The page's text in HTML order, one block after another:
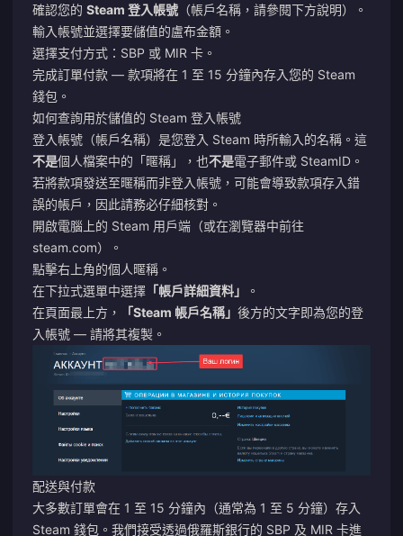
確認您的 Steam 登入帳號 （帳戶名稱，請參閱下方說明）。
輸入帳號並選擇要儲值的盧布金額。
選擇支付方式：SBP 或 MIR 卡。
完成訂單付款 — 款項將在 1 至 15 分鐘內存入您的 Steam
錢包。
如何查詢用於儲值的 Steam 登入帳號
登入帳號（帳戶名稱）是您登入 Steam 時所輸入的名稱。這
不是個人檔案中的「暱稱」，也不是電子郵件或 SteamID。
若將款項發送至暱稱而非登入帳號，可能會導致款項存入錯
誤的帳戶，因此請務必仔細核對。
開啟電腦上的 Steam 用戶端（或在瀏覽器中前往
steam.com）。
點擊右上角的個人暱稱。
在下拉式選單中選擇 「帳戶詳細資料」
。
在頁面最上方，
「Steam 帳戶名稱」 後方的文字即為您的登
入帳號 — 請將其複製。
配送與付款
大多數訂單會在 1 至 15 分鐘內（通常為 1 至 5 分鐘）存入
Steam 錢包。我們接受透過俄羅斯銀行的 SBP 及 MIR 卡進